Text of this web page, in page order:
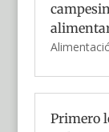
Primero